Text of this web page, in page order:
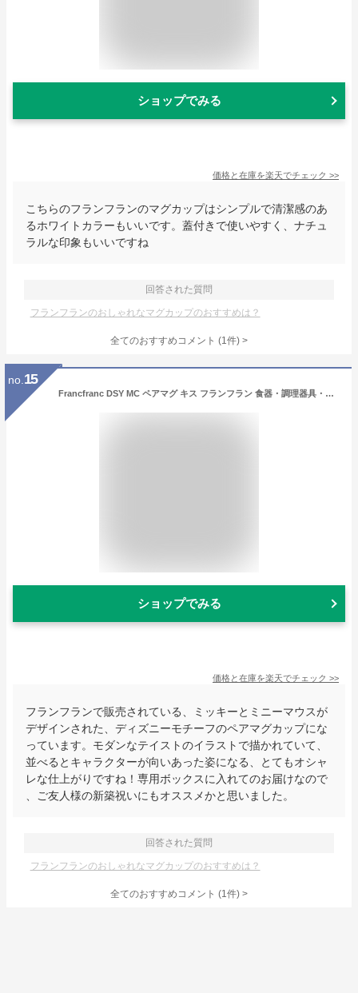
ショップでみる
価格と在庫を楽天でチェック >>
こちらのフランフランのマグカップはシンプルで清潔感のあ
るホワイトカラーもいいです。蓋付きで使いやすく、ナチュ
ラルな印象もいいですね
回答された質問
フランフランのおしゃれなマグカップのおすすめは？
全てのおすすめコメント (1件) >
no. 15
Francfranc DSY MC ペアマグ キス フランフラン 食器・調理器具・キッチン用品 グラス・マグカップ・タンブラー
ショップでみる
価格と在庫を楽天でチェック >>
フランフランで販売されている、ミッキーとミニーマウスが
デザインされた、ディズニーモチーフのペアマグカップにな
っています。モダンなテイストのイラストで描かれていて、
並べるとキャラクターが向いあった姿になる、とてもオシャ
レな仕上がりですね！専用ボックスに入れてのお届けなので
、ご友人様の新築祝いにもオススメかと思いました。
回答された質問
フランフランのおしゃれなマグカップのおすすめは？
全てのおすすめコメント (1件) >